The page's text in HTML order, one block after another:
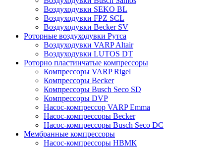
Воздуходувки SEKO BL
Воздуходувки FPZ SCL
Воздуходувки Becker SV
Роторные воздуходувки Рутса
Воздуходувки VARP Altair
Воздуходувки LUTOS DT
Роторно пластинчатые компрессоры
Компрессоры VARP Rigel
Компрессоры Becker
Компрессоры Busch Seco SD
Компрессоры DVP
Насос-компрессор VARP Emma
Насос-компрессоры Becker
Насос-компрессоры Busch Seco DC
Мембранные компрессоры
Насос-компрессоры НВМК